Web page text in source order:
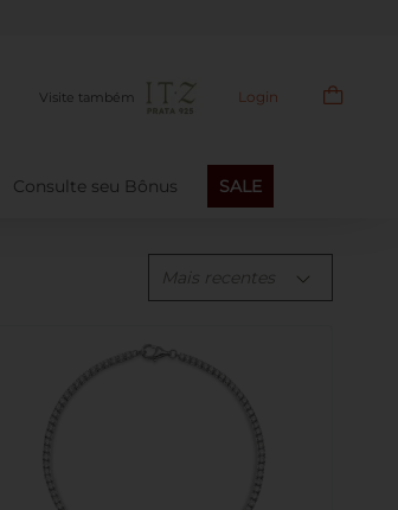
Visite também Login
Consulte seu Bônus SALE
Mais recentes